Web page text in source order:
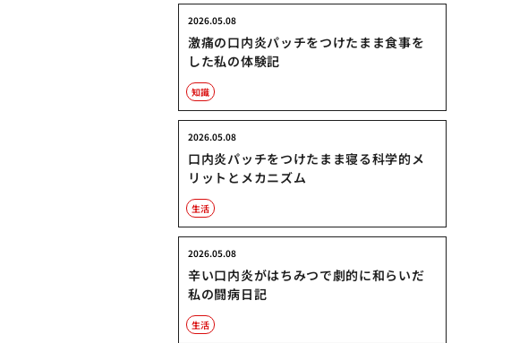
激痛の口内炎パッチをつけたまま食事を
した私の体験記
2026.05.08
知識
口内炎パッチをつけたまま寝る科学的メ
リットとメカニズム
2026.05.08
生活
辛い口内炎がはちみつで劇的に和らいだ
私の闘病日記
2026.05.08
生活